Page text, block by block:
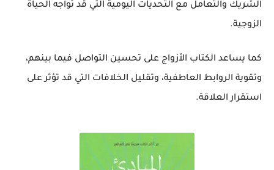
الشريك والتعامل مع التحديات اليومية التي قد تواجه الحياة
الزوجية.
كما يساعد الكتاب الأزواج على تحسين التواصل فيما بينهم،
وتقوية الروابط العاطفية، وتقليل الخلافات التي قد تؤثر على
استقرار العلاقة.